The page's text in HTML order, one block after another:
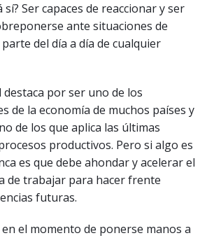
Ser capaces de reaccionar y ser
ante situaciones de
del día a día de cualquier
por ser uno de los
de la economía de muchos países y
de los que aplica las últimas
productivos. Pero si algo es
es que debe ahondar y acelerar el
de trabajar para hacer frente
futuras.
el momento de ponerse manos a